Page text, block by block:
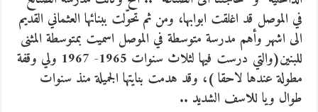
في الموصل قد اغلقت ابوابها، ومن ثم تحوّلت ببنائها العثماني القديم
الى اشهر وأهم مدرسة متوسطة في الموصل اسميت بمتوسطة المثنى
للبنين(والتي درست فيها لثلاث سنوات 1965- 1967 ولي وقفة
مطولة عندها لاحقا )، وقد هدمت بنايتها الجميلة منذ سنوات
طوال ويا للاسف الشديد ..